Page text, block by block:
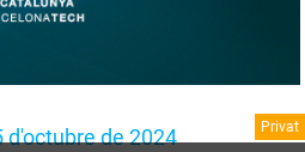
d'octubre de 2024 Privat